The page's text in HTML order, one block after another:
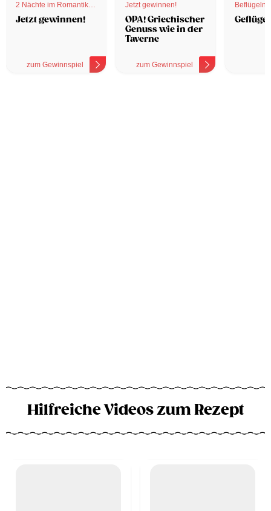
2 Nächte im Romantik
Hotel
Jetzt gewinnen!
zum Gewinnspiel
Jetzt gewinnen!
OPA! Griechischer
Genuss wie in der
Taverne
zum Gewinnspiel
Hilfreiche Videos zum Rezept